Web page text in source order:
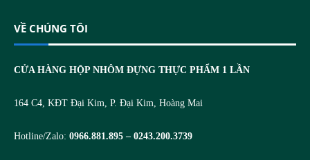
VỀ CHÚNG TÔI
CỬA HÀNG HỘP NHÔM ĐỰNG THỰC PHẨM 1 LẦN
164 C4, KĐT Đại Kim, P. Đại Kim, Hoàng Mai
Hotline/Zalo: 0966.881.895 – 0243.200.3739